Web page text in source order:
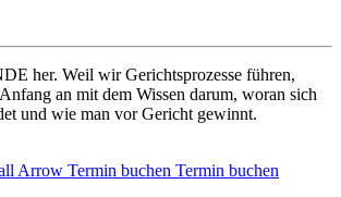
her. Weil wir Gerichtsprozesse führen,
an mit dem Wissen darum, woran sich
und wie man vor Gericht gewinnt.
Termin buchen Termin buchen